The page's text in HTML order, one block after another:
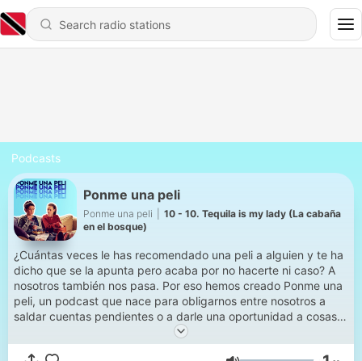
Podcasts
Ponme una peli
Ponme una peli
10 - 10. Tequila is my lady (La cabaña
en el bosque)
¿Cuántas veces le has recomendado una peli a alguien y te ha
dicho que se la apunta pero acaba por no hacerte ni caso? A
nosotros también nos pasa. Por eso hemos creado Ponme una
peli, un podcast que nace para obligarnos entre nosotros a
saldar cuentas pendientes o a darle una oportunidad a cosas
que, de otro modo, no veríamos. Con Irene González, Rocío de
la Fuente y Diego Martínez.